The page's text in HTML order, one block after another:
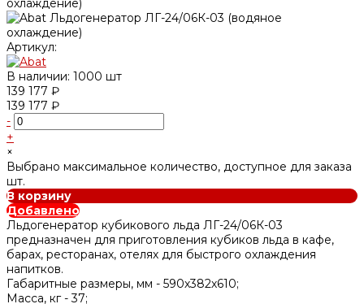
Артикул:
В наличии: 1000 шт
139 177 ₽
139 177 ₽
-
+
×
Выбрано максимальное количество, доступное для заказа
шт.
В корзину
Добавлено
Льдогенератор кубикового льда ЛГ-24/06К-03
предназначен для приготовления кубиков льда в кафе,
барах, ресторанах, отелях для быстрого охлаждения
напитков.
Габаритные размеры, мм - 590х382х610;
Масса, кг -37;